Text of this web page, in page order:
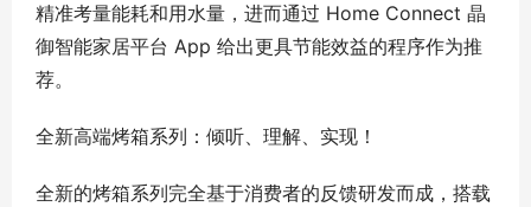
精准考量能耗和用水量，进而通过 Home Connect 晶
御智能家居平台 App 给出更具节能效益的程序作为推
荐。
全新高端烤箱系列：倾听、理解、实现！
全新的烤箱系列完全基于消费者的反馈研发而成，搭载